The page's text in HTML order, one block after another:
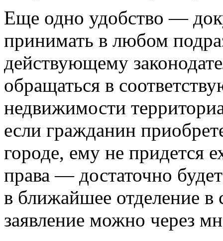
Еще одно удобство —
принимать в любом
действующему
обращаться в
недвижимости
если гражданин
городе, ему не придется
права — достаточно
в ближайшее отделение в
заявление можно через